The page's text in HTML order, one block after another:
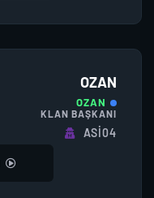
OZAN
OZAN
KLAN BAŞKANI
ASİ04